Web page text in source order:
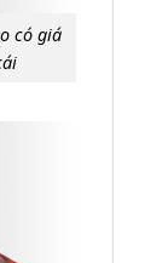
có giá